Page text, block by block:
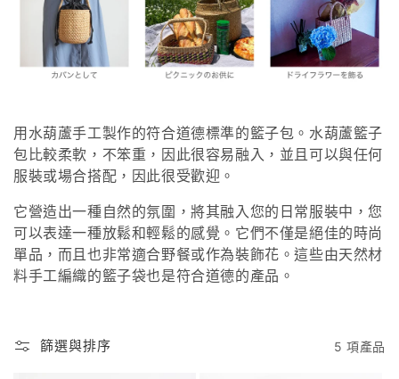
用水葫蘆手工製作的符合道德標準的籃子包。水葫蘆籃子
包比較柔軟，不笨重，因此很容易融入，並且可以與任何
服裝或場合搭配，因此很受歡迎。
它營造出一種自然的氛圍，將其融入您的日常服裝中，您
可以表達一種放鬆和輕鬆的感覺。它們不僅是絕佳的時尚
單品，而且也非常適合野餐或作為裝飾花。這些由天然材
料手工編織的籃子袋也是符合道德的產品。
篩選與排序 5 項產品